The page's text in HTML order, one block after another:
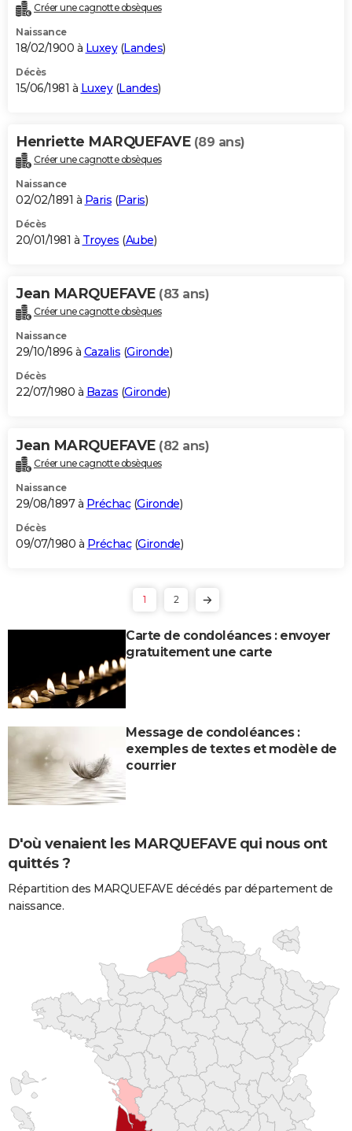
Créer une cagnotte obsèques
Naissance
18/02/1900 à Luxey(Landes)
Décès
15/06/1981 à Luxey(Landes)
Henriette MARQUEFAVE (89 ans)
Créer une cagnotte obsèques
Naissance
02/02/1891 à Paris (Paris)
Décès
20/01/1981 à Troyes (Aube)
Jean MARQUEFAVE (83 ans)
Créer une cagnotte obsèques
Naissance
29/10/1896 à Cazalis (Gironde)
Décès
22/07/1980 à Bazas (Gironde)
Jean MARQUEFAVE (82 ans)
Créer une cagnotte obsèques
Naissance
29/08/1897 à Préchac(Gironde)
Décès
09/07/1980 à Préchac(Gironde)
1 2
Carte de condoléances : envoyer
gratuitement une carte
Message de condoléances :
exemples de textes et modèle de
courrier
D'où venaient les MARQUEFAVE qui nous ont
quittés ?
Répartition des MARQUEFAVE décédés par département de
naissance.